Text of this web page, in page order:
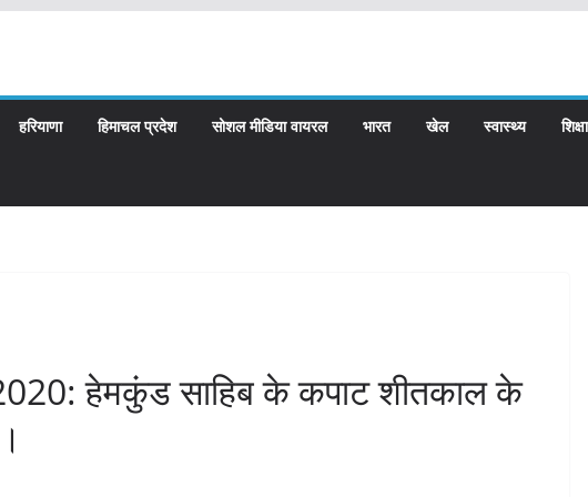
हरियाणा हिमाचल प्रदेश सोशल मीडिया वायरल भारत खेल स्वास्थ्य शिक्षा
हेमकुंड साहिब के कपाट शीतकाल के